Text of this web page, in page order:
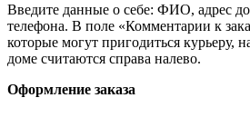
Введите данные о себе: ФИО, адрес
телефона. В поле «Комментарии к
которые могут пригодиться курьеру,
доме считаются справа налево.
Оформление заказа